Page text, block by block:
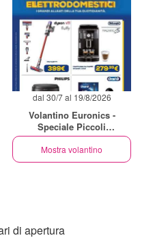
dal 30/7 al 19/8/2026
Volantino Euronics -
Speciale Piccoli
Elettrodomestici
Mostra volantino
di apertura